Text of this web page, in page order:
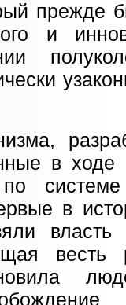
прежде
и
в ходе
в
весть